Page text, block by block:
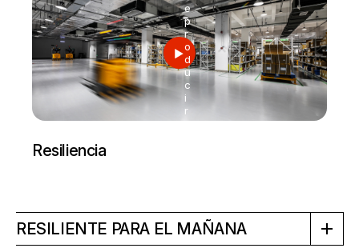
e
p
r
o
d
u
c
i
r
Resiliencia
RESILIENTE PARA EL MAÑANA